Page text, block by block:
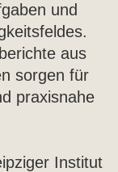
und
aus
sorgen für
praxisnahe
Institut